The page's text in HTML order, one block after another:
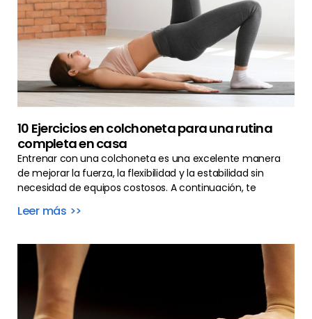
10 Ejercicios en colchoneta para una rutina
completa en casa
Entrenar con una colchoneta es una excelente manera
de mejorar la fuerza, la flexibilidad y la estabilidad sin
necesidad de equipos costosos. A continuación, te
Leer más >>